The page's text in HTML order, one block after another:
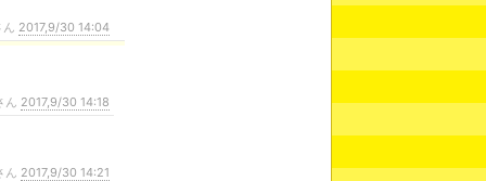
2017,9/30 14:04
2017,9/30 14:18
2017,9/30 14:21